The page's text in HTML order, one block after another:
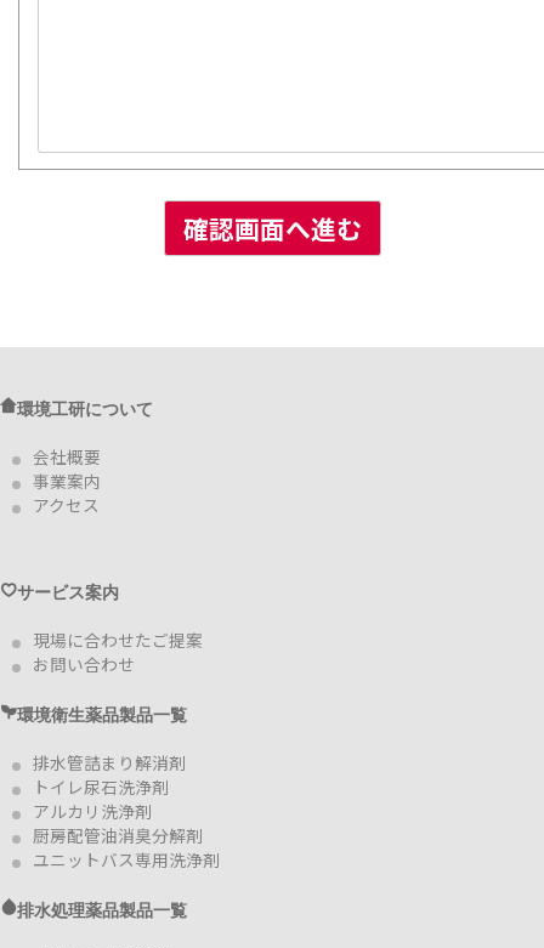
環境工研について
会社概要
事業案内
アクセス
サービス案内
現場に合わせたご提案
お問い合わせ
環境衛生薬品製品一覧
排水管詰まり解消剤
トイレ尿石洗浄剤
アルカリ洗浄剤
厨房配管油消臭分解剤
ユニットバス専用洗浄剤
排水処理薬品製品一覧